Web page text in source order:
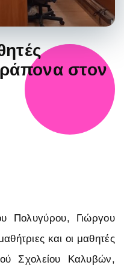
στον
Πολυγύρου, Γιώργου
και οι μαθητές
Σχολείου Καλυβών,